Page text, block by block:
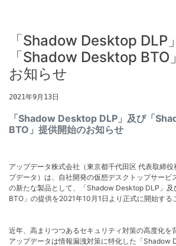
「Shadow Desktop DLP
「Shadow Desktop BTO
お知らせ
2021年9月13日
「Shadow Desktop DLP」及び「
BTO」提供開始のお知らせ
アップデータ株式会社（東京都千代⽥区 代表取締
プデータ）は、⾃社開発の仮想デスクトップサービ
の新たな製品として、「Shadow Desktop DLP」
BTO」の提供を2021年10⽉1⽇より正式に開始する
近年、⾼まりつつあるセキュリティ対策の⾼度化を
アップデータは情報漏洩対策に特化した「Shadow